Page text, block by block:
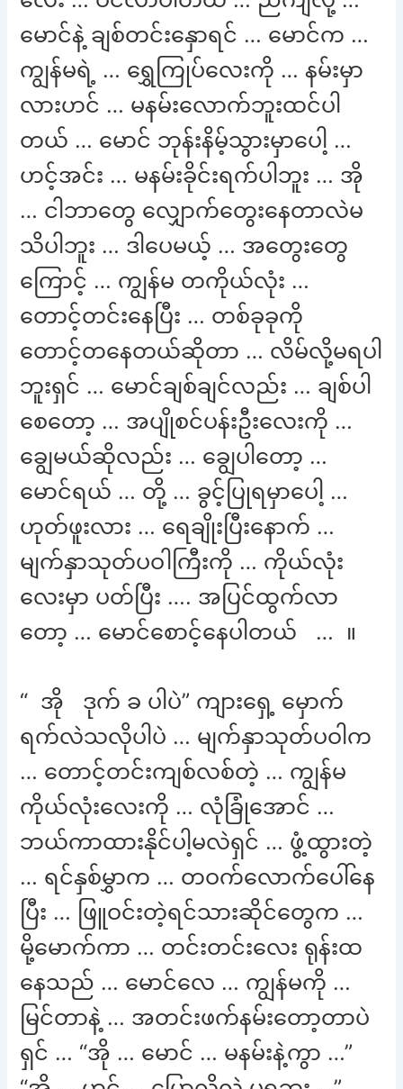
မောင်နဲ့ ချစ်တင်းနှောရင် … မောင်က …
ကျွန်မရဲ့ … ရွှေကြုပ်လေးကို … နမ်းမှာ
လားဟင် … မနမ်းလောက်ဘူးထင်ပါ
တယ် … မောင် ဘုန်းနိမ့်သွားမှာပေါ့ …
ဟင့်အင်း … မနမ်းခိုင်းရက်ပါဘူး … အို
… ငါဘာတွေ လျှောက်တွေးနေတာလဲမ
သိပါဘူး … ဒါပေမယ့် … အတွေးတွေ
ကြောင့် … ကျွန်မ တကိုယ်လုံး …
တောင့်တင်းနေပြီး … တစ်ခုခုကို
တောင့်တနေတယ်ဆိုတာ … လိမ်လို့မရပါ
ဘူးရှင် … မောင်ချစ်ချင်လည်း … ချစ်ပါ
စေတော့ … အပျိုစင်ပန်းဦးလေးကို …
ချွေမယ်ဆိုလည်း … ချွေပါတော့ …
မောင်ရယ် … တို့ … ခွင့်ပြုရမှာပေါ့ …
ဟုတ်ဖူးလား … ရေချိုးပြီးနောက် …
မျက်နှာသုတ်ပဝါကြီးကို … ကိုယ်လုံး
လေးမှာ ပတ်ပြီး …. အပြင်ထွက်လာ
တော့ … မောင်စောင့်နေပါတယ် … ။
“ အို ဒုက် ခ ပါပဲ” ကျားရှေ့ မှောက်
ရက်လဲသလိုပါပဲ … မျက်နှာသုတ်ပဝါက
… တောင့်တင်းကျစ်လစ်တဲ့ … ကျွန်မ
ကိုယ်လုံးလေးကို … လုံခြုံအောင် …
ဘယ်ကာထားနိုင်ပါ့မလဲရှင် … ဖွံ့ထွားတဲ့
… ရင်နှစ်မွှာက … တဝက်လောက်ပေါ်နေ
ပြီး … ဖြူဝင်းတဲ့ရင်သားဆိုင်တွေက …
မို့မောက်ကာ … တင်းတင်းလေး ရုန်းထ
နေသည် … မောင်လေ … ကျွန်မကို …
မြင်တာနဲ့ … အတင်းဖက်နမ်းတော့တာပဲ
ရှင် … “အို … မောင် … မနမ်းနဲ့ကွာ …”